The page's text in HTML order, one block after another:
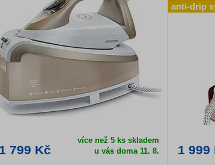
1 799 Kč
více než 5 ks skladem
u vás doma 11. 8. 1 999
anti-drip